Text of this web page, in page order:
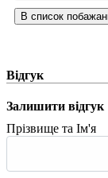
Відгук
Залишити відгук
Прізвище та Ім'я